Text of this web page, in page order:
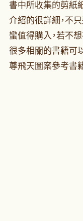
書中所收集的剪紙
介紹的很詳細，不
蠻值得購入，若不
很多相關的書籍可
尊飛天圖案參考書